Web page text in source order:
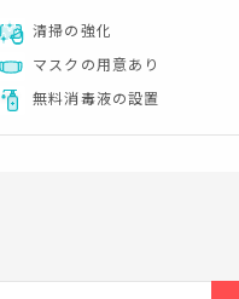
清掃の強化
マスクの用意あり
無料消毒液の設置